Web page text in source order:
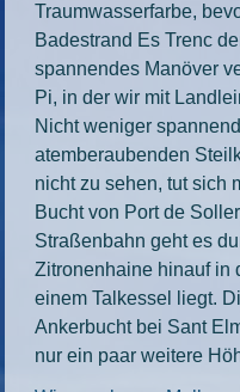
Traumwasserfarbe,
Badestrand Es Trenc
spannendes Manöver
Pi, in der wir mit
Nicht weniger
atemberaubenden
nicht zu sehen, tut sich
Bucht von Port de
Straßenbahn geht es
Zitronenhaine hinauf in
einem Talkessel liegt.
Ankerbucht bei Sant
nur ein paar weitere